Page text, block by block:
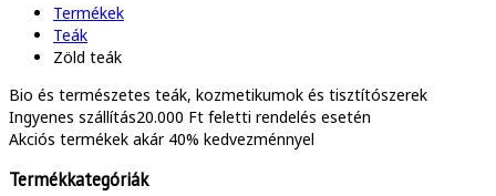
Termékek
Teák
Zöld teák
Bio és természetes teák, kozmetikumok és tisztítószerek
Ingyenes szállítás20.000 Ft feletti rendelés esetén
Akciós termékek akár 40% kedvezménnyel
Termékkategóriák